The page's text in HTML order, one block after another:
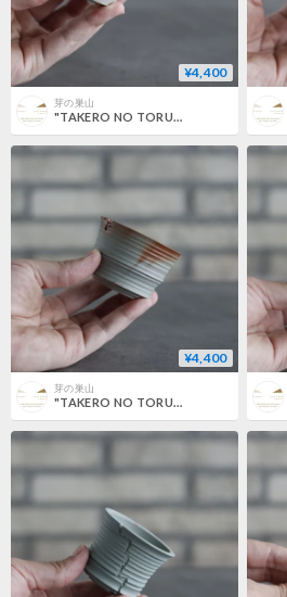
¥4,400
芽の巣山
"TAKERO NO TORUKO" (2号) no.802/145
¥4,400
芽の巣山
"TAKERO NO TORUKO" (2.5号) no.802/143